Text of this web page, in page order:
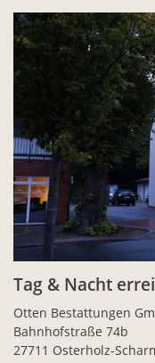
Tag & Nacht
Otten Bestattungen
Bahnhofstraße 74b
27711 Osterholz-